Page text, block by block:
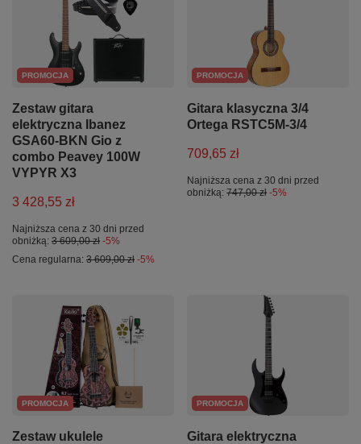
PROMOCJA
Zestaw gitara
elektryczna Ibanez
GSA60-BKN Gio z
combo Peavey 100W
VYPYR X3
3 428,55 zł
Najniższa cena z 30 dni przed
obniżką: 3 609,00 zł -5%
Cena regularna: 3 609,00 zł -5%
PROMOCJA
Gitara klasyczna 3/4
Ortega RSTC5M-3/4
709,65 zł
Najniższa cena z 30 dni przed
obniżką: 747,00 zł -5%
PROMOCJA
Zestaw ukulele
PROMOCJA
Gitara elektryczna